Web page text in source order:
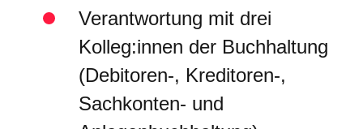
Verantwortung mit drei
Kolleg:innen der Buchhaltung
(Debitoren-, Kreditoren-,
Sachkonten- und